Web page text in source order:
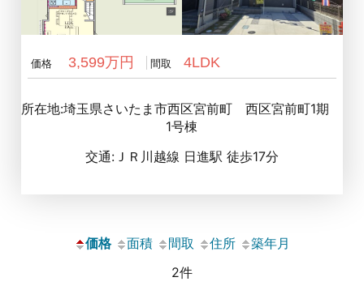
価格 3,599万円 間取 4LDK
所在地:埼玉県さいたま市西区宮前町 西区宮前町1期
1号棟
交通:ＪＲ川越線 日進駅 徒歩17分
価格 面積 間取 住所
築年月
2件